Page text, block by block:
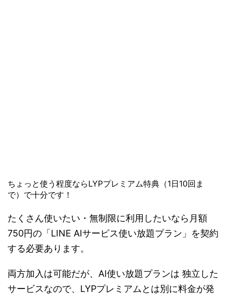
ちょっと使う程度ならLYPプレミアム特典（1日10回ま
で）で十分です！
たくさん使いたい・無制限に利用したいなら月額
750円の「LINE AIサービス使い放題プラン」を契約
する必要あります。
両方加入は可能だが、AI使い放題プランは 独立した
サービスなので、LYPプレミアムとは別に料金が発